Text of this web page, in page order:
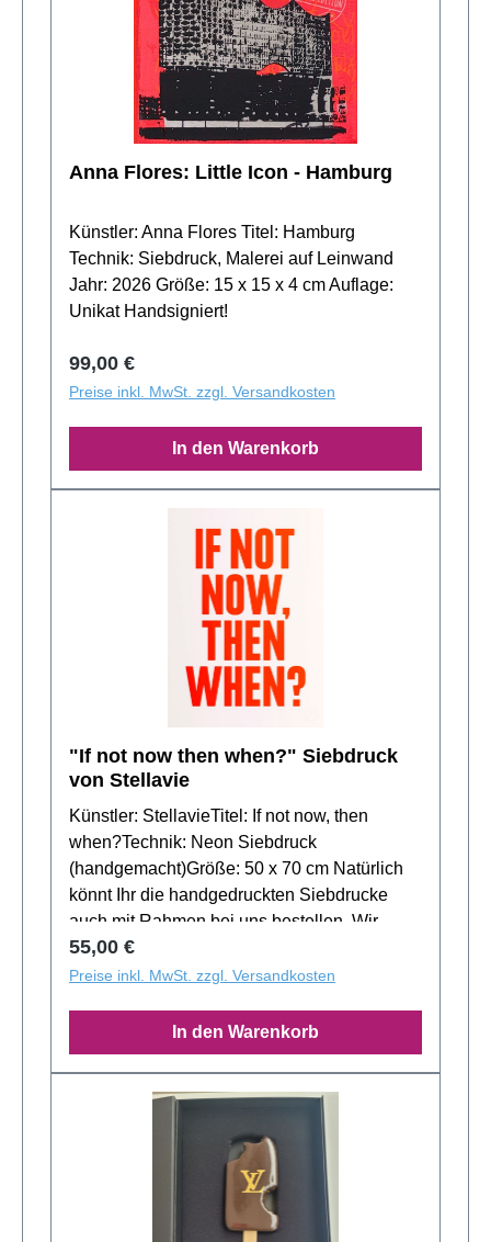
Farbe und Form wider und schaffen es,
Emotion und Stimmung in beeindruckende
visuelle Darstellungen zu übersetzen.
von Bartus perfekt in dein Zuhause
integrieren! Unser Fotomontage-Service zeigt
dir, wie das Kunstwerk an deiner Wand wirkt.
Schick uns einfach ein Foto deines Raums,
und wir platzieren das Bild digital für dich.
Hochwertige Einrahmung für dein Kunstwerk
Vervollständige Tree of Life von Bartus mit
aus einer Vielzahl hochwertiger Rahmen, die
das Kunstwerk perfekt in Szene setzen.
Anna Flores: Little Icon - Hamburg
Künstler: Anna Flores Titel: Hamburg
Technik: Siebdruck, Malerei auf Leinwand
Jahr: 2026 Größe: 15 x 15 x 4 cm Auflage:
Unikat Handsigniert!
Regulärer Preis:
99,00 €
Preise inkl. MwSt. zzgl. Versandkosten
In den Warenkorb
"If not now then when?" Siebdruck
von Stellavie
Künstler: StellavieTitel: If not now, then
when?Technik: Neon Siebdruck
(handgemacht)Größe: 50 x 70 cm Natürlich
könnt Ihr die handgedruckten Siebdrucke
auch mit Rahmen bei uns bestellen. Wir
halten Wechselrahmen in Holz oder Metall in
verschiedenen Farben für Euch bereit! Einige
cm, sowie die Grußkarten im Format 15 x 20
cm auf Lager! Schickt uns gern eure Anfrage.
Regulärer Preis:
55,00 €
Preise inkl. MwSt. zzgl. Versandkosten
In den Warenkorb